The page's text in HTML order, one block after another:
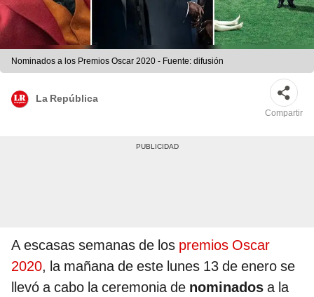
Nominados a los Premios Oscar 2020 - Fuente: difusión
La República
Compartir
A escasas semanas de los premios Oscar
2020, la mañana de este lunes 13 de enero se
llevó a cabo la ceremonia de nominados a la